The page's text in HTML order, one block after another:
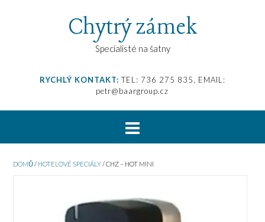
Chytrý zámek
Specialisté na šatny
RYCHLÝ KONTAKT: TEL: 736 275 835, EMAIL:
petr@baargroup.cz
DOMŮ/ HOTELOVÉ SPECIÁLY/ CHZ – HOT MINI